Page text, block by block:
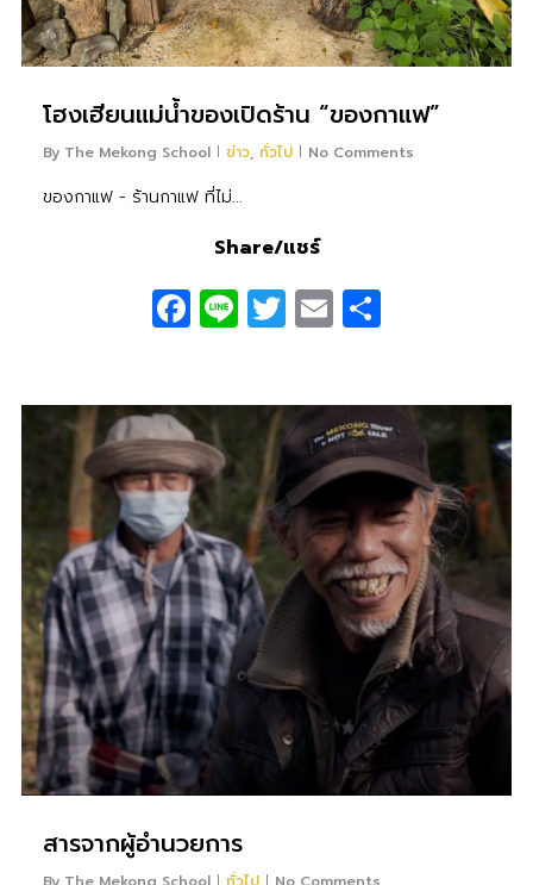
โฮงเฮียนแม่น้ำของเปิดร้าน “ของกาแฟ”
By The Mekong School ข่าว, ทั่วไป No Comments
ของกาแฟ - ร้านกาแฟ ที่ไม่...
Share/แชร์
Facebook
LineTwitter
Email
สารจากผู้อำนวยการ